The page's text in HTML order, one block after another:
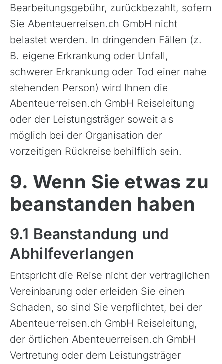
Bearbeitungsgebühr, zurückbezahlt, sofern
Sie Abenteuerreisen.ch GmbH nicht
belastet werden. In dringenden Fällen (z.
B. eigene Erkrankung oder Unfall,
schwerer Erkrankung oder Tod einer nahe
stehenden Person) wird Ihnen die
Abenteuerreisen.ch GmbH Reiseleitung
oder der Leistungsträger soweit als
möglich bei der Organisation der
vorzeitigen Rückreise behilflich sein.
9. Wenn Sie etwas zu
beanstanden haben
9.1 Beanstandung und
Abhilfeverlangen
Entspricht die Reise nicht der vertraglichen
Vereinbarung oder erleiden Sie einen
Schaden, so sind Sie verpflichtet, bei der
Abenteuerreisen.ch GmbH Reiseleitung,
der örtlichen Abenteuerreisen.ch GmbH
Vertretung oder dem Leistungsträger